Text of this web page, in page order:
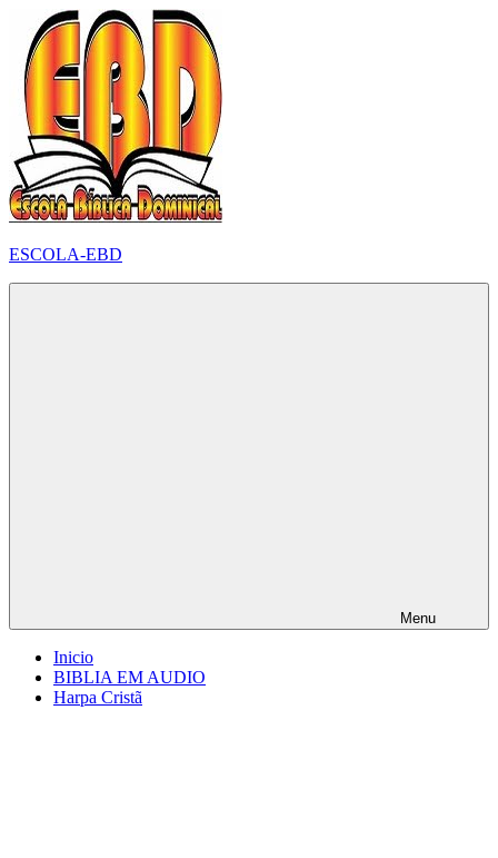
para
conteúdo
ESCOLA-EBD
Menu
Inicio
BIBLIA EM AUDIO
Harpa Cristã